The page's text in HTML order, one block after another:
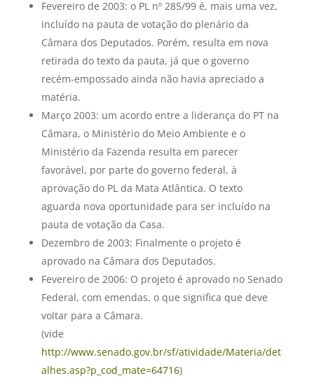
Fevereiro de 2003: o PL nº 285/99 é, mais uma vez,
incluído na pauta de votação do plenário da
Câmara dos Deputados. Porém, resulta em nova
retirada do texto da pauta, já que o governo
recém-empossado ainda não havia apreciado a
matéria.
Março 2003: um acordo entre a liderança do PT na
Câmara, o Ministério do Meio Ambiente e o
Ministério da Fazenda resulta em parecer
favorável, por parte do governo federal, à
aprovação do PL da Mata Atlântica. O texto
aguarda nova oportunidade para ser incluído na
pauta de votação da Casa.
Dezembro de 2003: Finalmente o projeto é
aprovado na Câmara dos Deputados.
Fevereiro de 2006: O projeto é aprovado no Senado
Federal, com emendas, o que significa que deve
voltar para a Câmara.
(vide
http://www.senado.gov.br/sf/atividade/Materia/det
alhes.asp?p_cod_mate=64716)